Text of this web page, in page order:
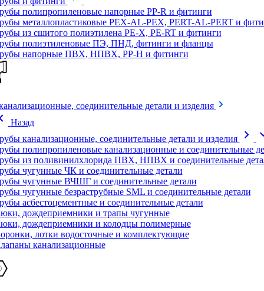
полипропиленовые напорные PP-R и фитинги
металлопластиковые PEX-AL-PEX, PERT-AL-PERT и
из сшитого полиэтилена PE-X, PE-RT и фитинги
полиэтиленовые ПЭ, ПНД, фитинги и фланцы
напорные ПВХ, НПВХ, PP-H и фитинги
соединительные детали и изделия
Назад
канализационные, соединительные детали и изделия
chevron_right
полипропиленовые канализационные и соединительные
из поливинилхлорида ПВХ, НПВХ и соединительные
чугунные ЧК и соединительные детали
чугунные ВЧШГ и соединительные детали
чугунные безраструбные SML и соединительные детали
асбестоцементные и соединительные детали
дождеприемники и трапы чугунные
дождеприемники и колодцы полимерные
лотки водосточные и комплектующие
канализационные